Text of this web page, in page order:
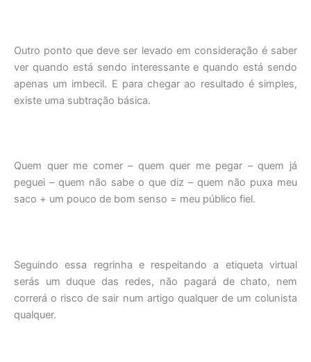
Outro ponto que deve ser levado em consideração é saber
ver quando está sendo interessante e quando está sendo
apenas um imbecil. E para chegar ao resultado é simples,
existe uma subtração básica.
Quem quer me comer – quem quer me pegar – quem já
peguei – quem não sabe o que diz – quem não puxa meu
saco + um pouco de bom senso = meu público fiel.
Seguindo essa regrinha e respeitando a etiqueta virtual
serás um duque das redes, não pagará de chato, nem
correrá o risco de sair num artigo qualquer de um colunista
qualquer.